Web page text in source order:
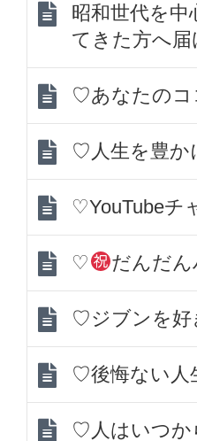
昭和世代を
てきた方へ
♡あなたのコ
♡人生を豊か
♡YouTube
♡ だんだ
♡ジブンを好
♡後悔ない人
♡人はいつ